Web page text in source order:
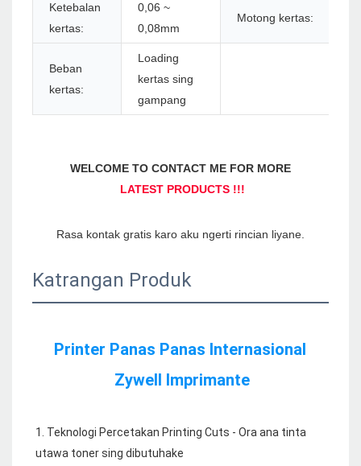
Ketebalan
kertas:
0,06 ~
0,08mm
Motong kertas:
Beban
kertas:
Loading
kertas sing
gampang
Katrangan Produk
Printer Panas Panas Internasional
1. Teknologi Percetakan Printing Cuts - Ora ana tinta
utawa toner sing dibutuhake